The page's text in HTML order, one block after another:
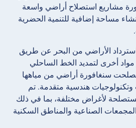
مشاريع استصلاح أراضي واسعة
مساحة إضافية للتنمية الحضرية
الأراضي من البحر عن طريق
مواد أخرى لتمديد الخط الساحلي
سنغافورة أراضي من مياهها
وتكنولوجيات هندسية متقدمة. تم
لأغراض مختلفة، بما في ذلك
الصناعية والمناطق السكنية